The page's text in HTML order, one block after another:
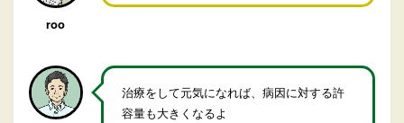
roo
治療をして元気になれば、病因に対する許
容量も大きくなるよ